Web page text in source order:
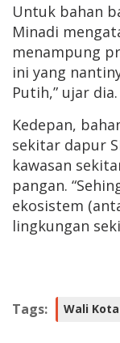
Untuk bahan
Minadi
menampung
ini yang
Putih,” ujar dia.
Kedepan,
sekitar dapur
kawasan
pangan.
ekosistem
lingkungan
Tags: Wali